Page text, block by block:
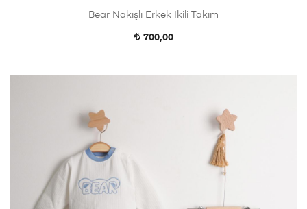
Bear Nakışlı Erkek İkili Takım
700,00